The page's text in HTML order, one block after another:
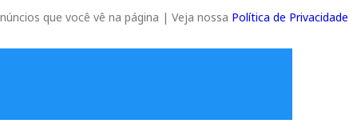
que você vê na página | Veja nossa Política de Privacidade